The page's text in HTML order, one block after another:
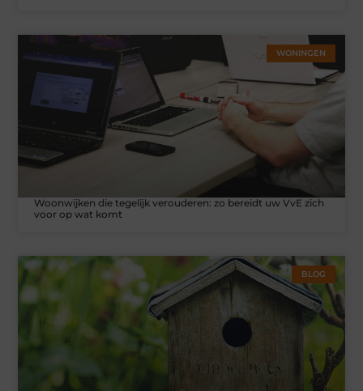
WONINGEN
Woonwijken die tegelijk verouderen: zo bereidt uw VvE zich
voor op wat komt
BLOG